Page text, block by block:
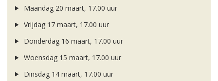
Maandag 20 maart, 17.00 uur
Vrijdag 17 maart, 17.00 uur
Donderdag 16 maart, 17.00 uur
Woensdag 15 maart, 17.00 uur
Dinsdag 14 maart, 17.00 uur